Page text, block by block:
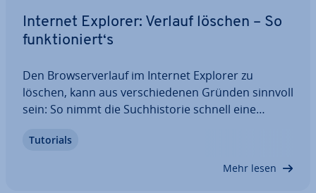
Internet Explorer: Verlauf löschen – So
funk­tio­niert‘s
Den Brow­ser­ver­lauf im Internet Explorer zu
löschen, kann aus ver­schie­de­nen Gründen sinnvoll
sein: So nimmt die Such­his­to­rie schnell eine
wieder frei wird. Zudem bleiben die eigenen Web­
Tutorials
Mehr lesen